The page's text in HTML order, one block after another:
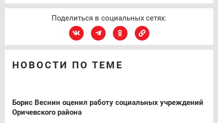
Поделиться в социальных сетях: